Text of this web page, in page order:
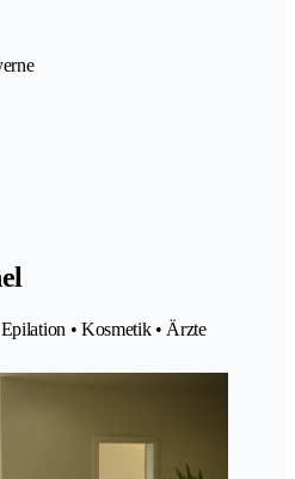
• Kosmetik • Ärzte